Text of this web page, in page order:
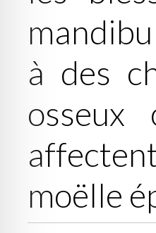
à des
moëlle